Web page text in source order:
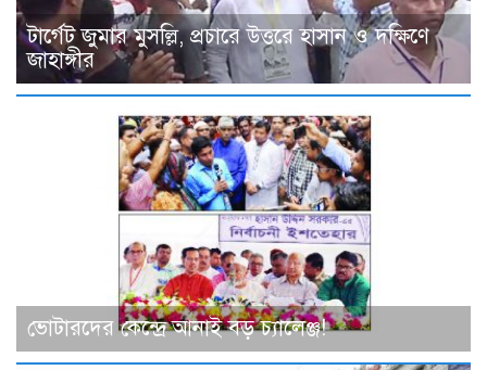
টার্গেট জুমার মুসল্লি, প্রচারে উত্তরে হাসান ও দক্ষিণে
জাহাঙ্গীর
ভোটারদের কেন্দ্রে আনাই বড় চ্যালেঞ্জ!